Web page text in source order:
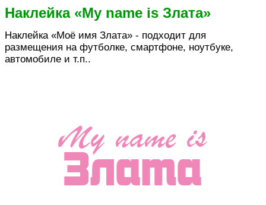
Наклейка «My name is Злата»
Наклейка «Моё имя Злата» - подходит для
размещения на футболке, смартфоне, ноутбуке,
автомобиле и т.п..